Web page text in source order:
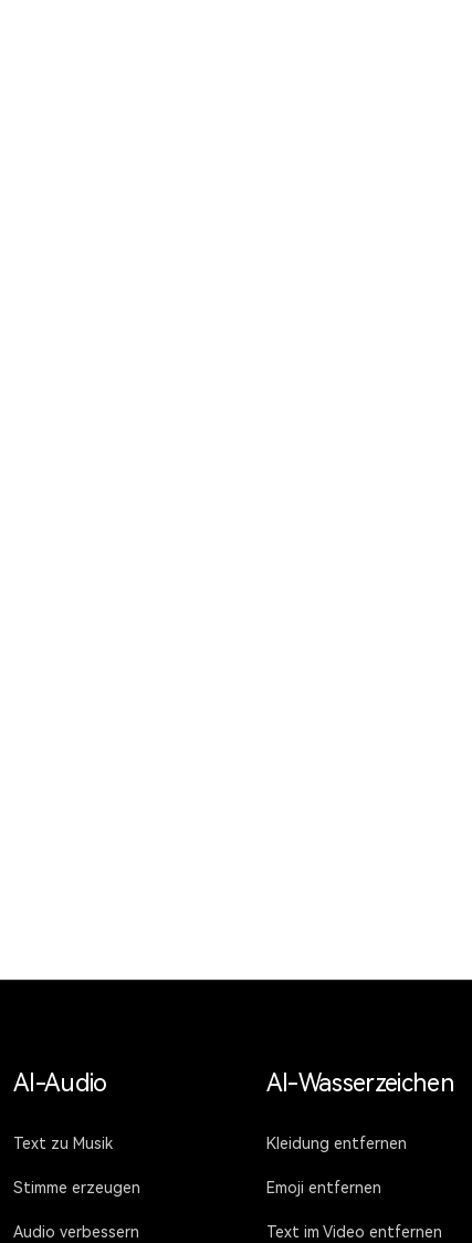
AI-Audio
Text zu Musik
Stimme erzeugen
Audio verbessern
AI-Wasserzeichen
Kleidung entfernen
Emoji entfernen
Text im Video entfernen